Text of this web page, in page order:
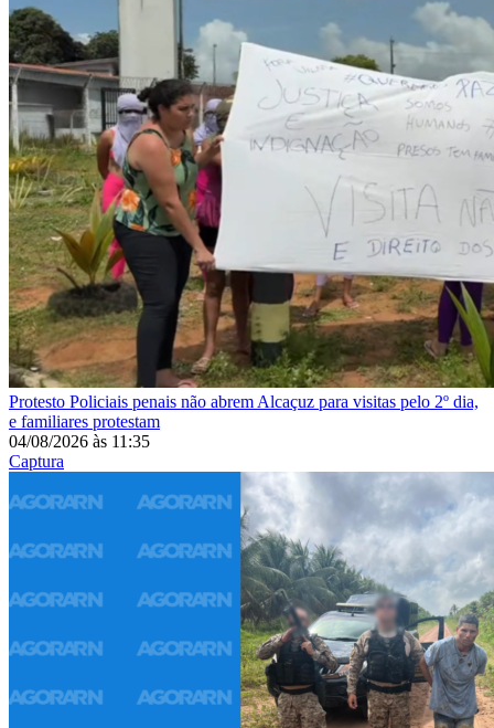
Protesto Policiais penais não abrem Alcaçuz para visitas pelo 2º dia,
e familiares protestam
04/08/2026 às 11:35
Captura